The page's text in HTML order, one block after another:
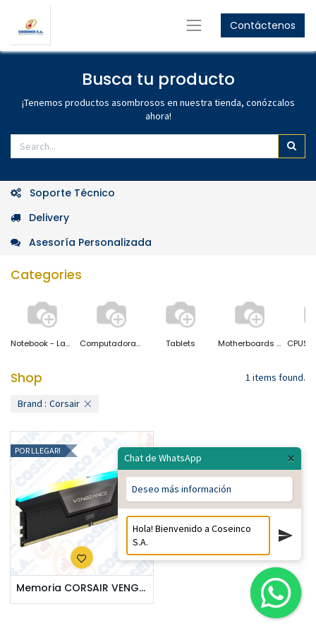
Contáctenos
Busca tu producto
¡Tenemos productos asombrosos en nuestra tienda, conózcalos
ahora!
Soporte Técnico
Delivery
Asesoría Personalizada
Categories
Notebook - Laptop Computadoras Desktop Tablets Motherboards ( Placas Base)
Shop 1 items found.
Brand : Corsair
Memoria CORSAIR VENGEANCE RGB DDR5, 16GB DDR5-5200MHz / CMH16GX5M1B5200C40
POR LLEGAR!
GET
Women's Collection
Shop Now
GET15%OFF
Men's Collection
Chat de WhatsApp ×
Deseo más información